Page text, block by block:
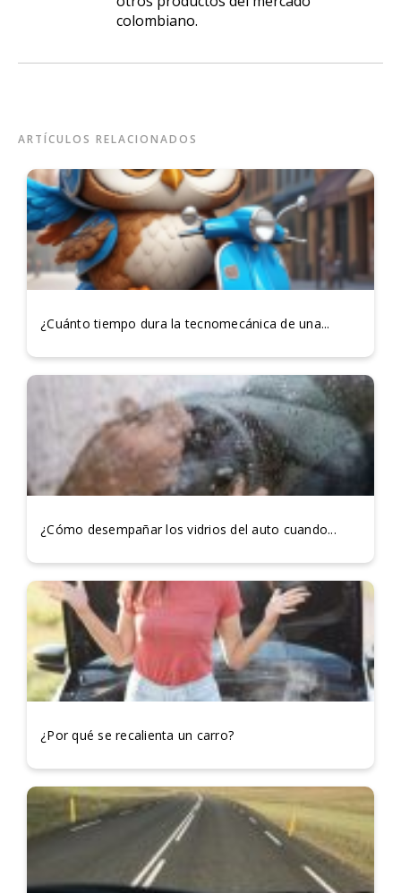
colombiano.
ARTÍCULOS RELACIONADOS
¿Cuánto tiempo dura la tecnomecánica de una...
¿Cómo desempañar los vidrios del auto cuando...
¿Por qué se recalienta un carro?